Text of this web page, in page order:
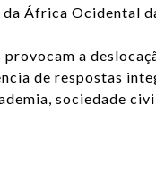
da África Ocidental
a
de respostas
sociedade